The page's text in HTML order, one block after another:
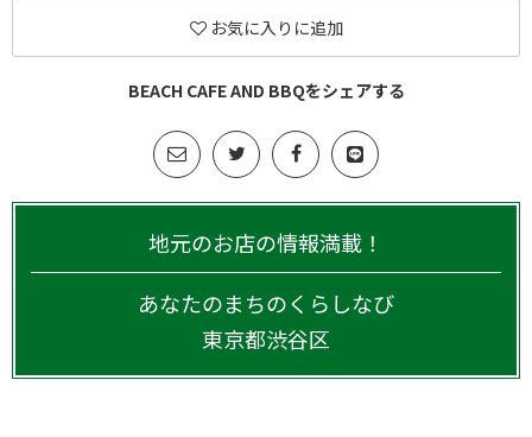
お気に入りに追加
BEACH CAFE AND BBQをシェアする
地元のお店の情報満載！
あなたのまちのくらしなび
東京都渋谷区